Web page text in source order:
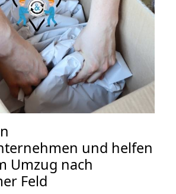
und helfen
Umzug nach
Feld